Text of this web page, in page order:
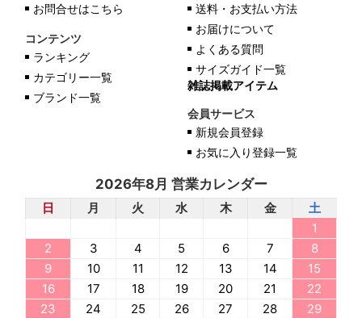
お問合せはこちら
コンテンツ
ランキング
カテゴリー一覧
ブランド一覧
送料・お支払い方法
お届けについて
よくある質問
サイズガイド一覧
雑誌掲載アイテム
会員サービス
新規会員登録
お気に入り登録一覧
2026年8月 営業カレンダー
日 月 火 水 木 金
土
1
2
3 4 5 6 7
8
9
10 11 12 13 14
15
16
17 18 19 20 21
22
23
24 25 26 27 28
29